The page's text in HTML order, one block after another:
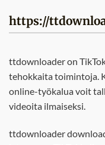
https://
ttdownloader on
tehokkaita toimintoja.
online-työkalua voit
videoita ilmaiseksi.
ttdownloader